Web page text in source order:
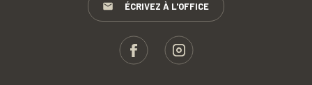
ÉCRIVEZ À L'OFFICE